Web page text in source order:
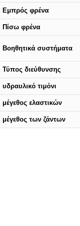
Εμπρός φρένα
Πίσω φρένα
Βοηθητικά συστήματα
Τύπος διεύθυνσης
υδραυλικό τιμόνι
μέγεθος ελαστικών
μέγεθος των ζάντων